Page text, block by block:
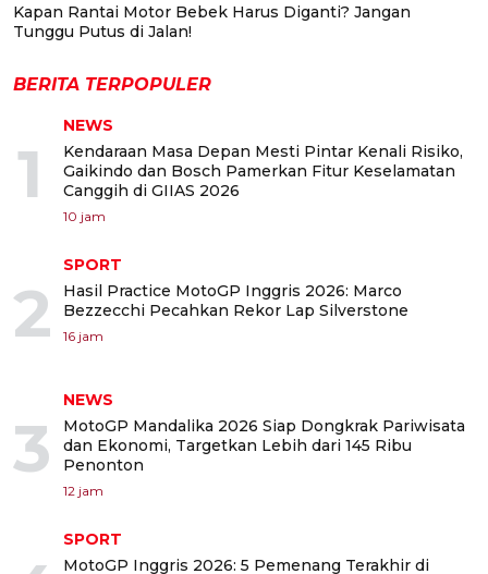
Kapan Rantai Motor Bebek Harus Diganti? Jangan
Tunggu Putus di Jalan!
BERITA TERPOPULER
1
NEWS
Kendaraan Masa Depan Mesti Pintar Kenali Risiko,
Gaikindo dan Bosch Pamerkan Fitur Keselamatan
Canggih di GIIAS 2026
10 jam
2
SPORT
Hasil Practice MotoGP Inggris 2026: Marco
Bezzecchi Pecahkan Rekor Lap Silverstone
16 jam
3
NEWS
MotoGP Mandalika 2026 Siap Dongkrak Pariwisata
dan Ekonomi, Targetkan Lebih dari 145 Ribu
Penonton
12 jam
SPORT
MotoGP Inggris 2026: 5 Pemenang Terakhir di